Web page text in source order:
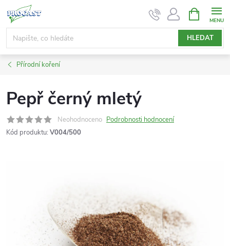
obsah
HLEDAT
NÁKUPNÍ
KOŠÍK
Přírodní koření
Pepř černý mletý
Neohodnoceno Podrobnosti hodnocení
Kód produktu: V004/500